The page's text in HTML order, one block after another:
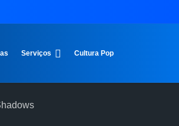
Serviços Cultura Pop